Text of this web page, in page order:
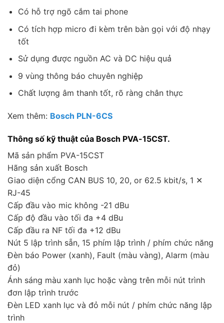
Có hỗ trợ ngõ cắm tai phone
Có tích hợp micro đi kèm trên bàn gọi với độ nhạy
tốt
Sử dụng được nguồn AC và DC hiệu quả
9 vùng thông báo chuyên nghiệp
Chất lượng âm thanh tốt, rõ ràng chân thực
Xem thêm: Bosch PLN-6CS
Thông số kỹ thuật của Bosch PVA-15CST.
Mã sản phẩm PVA-15CST
Hãng sản xuất Bosch
Giao diện cổng CAN BUS 10, 20, or 62.5 kbit/s, 1 ✕
RJ-45
Cấp đầu vào mic không -21 dBu
Cấp độ đầu vào tối đa +4 dBu
Cấp đầu ra NF tối đa +12 dBu
Nút 5 lập trình sẵn, 15 phím lập trình / phím chức năng
Đèn báo Power (xanh), Fault (màu vàng), Alarm (màu
đỏ)
Ánh sáng màu xanh lục hoặc vàng trên mỗi nút trình
đơn lập trình trước
Đèn LED xanh lục và đỏ mỗi nút / phím chức năng lập
trình